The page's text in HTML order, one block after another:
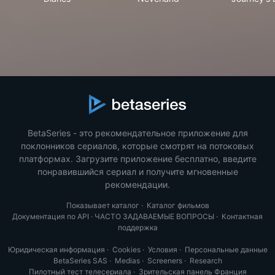
BetaSeries - это рекомендательное приложение для
поклонников сериалов, которые смотрят на потоковых
платформах. Загрузите приложение бесплатно, введите
понравившийся сериал и получите мгновенные
рекомендации.
Показывает каталог · Каталог фильмов
Документация по API · ЧАСТО ЗАДАВАЕМЫЕ ВОПРОСЫ · Контактная
поддержка
Юридическая информация · Cookies· Условия · Персональные данные
BetaSeries SAS · Medias· Screeners· Research
Пилотный тест телесериала · Зрительская панель Франция